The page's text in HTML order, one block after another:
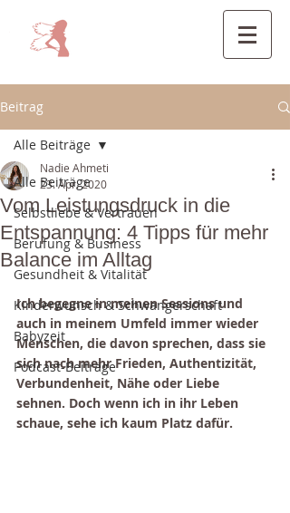
Beitrag
Alle Beiträge
Selbstliebe & Vertrauen
Berufung & Business
Gesundheit & Vitalität
Kinderwunsch & Schwangerschaft
Babyzeit
Podcast-Beiträge
Alle Beiträge
Vom Leistungsdruck in die
Entspannung: 4 Tipps für mehr
Balance im Alltag
Nadie Ahmeti
23. Apr. 2020
Ich begegne in meinen Sessions und
auch in meinem Umfeld immer wieder
Menschen, die davon sprechen, dass sie
sich nach mehr Frieden, Authentizität,
Verbundenheit, Nähe oder Liebe
sehnen. Doch wenn ich in ihr Leben
schaue, sehe ich kaum Platz dafür.